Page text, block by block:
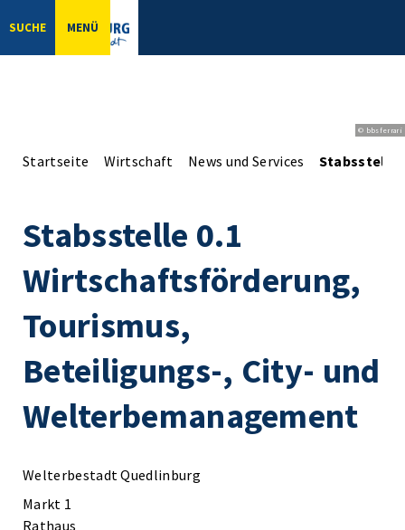
SUCHE MENÜ
© bbsferrari
Startseite Wirtschaft News und Services Stabsstelle
Stabsstelle 0.1
Wirtschaftsförderung,
Tourismus,
Beteiligungs-, City- und
Welterbemanagement
Welterbestadt Quedlinburg
Markt 1
Rathaus